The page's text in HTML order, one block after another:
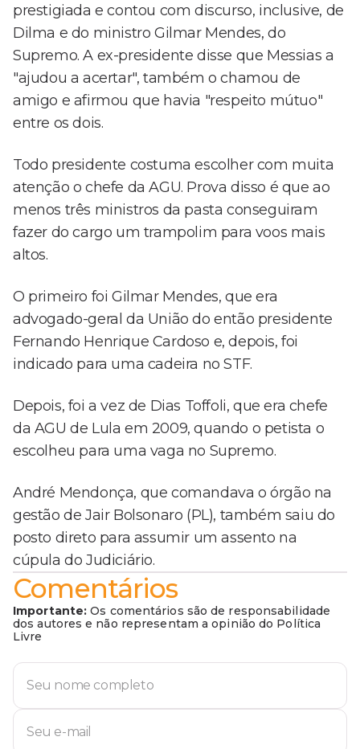
prestigiada e contou com discurso, inclusive, de
Dilma e do ministro Gilmar Mendes, do
Supremo. A ex-presidente disse que Messias a
"ajudou a acertar", também o chamou de
amigo e afirmou que havia "respeito mútuo"
entre os dois.
Todo presidente costuma escolher com muita
atenção o chefe da AGU. Prova disso é que ao
menos três ministros da pasta conseguiram
fazer do cargo um trampolim para voos mais
altos.
O primeiro foi Gilmar Mendes, que era
advogado-geral da União do então presidente
Fernando Henrique Cardoso e, depois, foi
indicado para uma cadeira no STF.
Depois, foi a vez de Dias Toffoli, que era chefe
da AGU de Lula em 2009, quando o petista o
escolheu para uma vaga no Supremo.
André Mendonça, que comandava o órgão na
gestão de Jair Bolsonaro (PL), também saiu do
posto direto para assumir um assento na
cúpula do Judiciário.
Comentários
Importante: Os comentários são de responsabilidade
dos autores e não representam a opinião do Política
Livre